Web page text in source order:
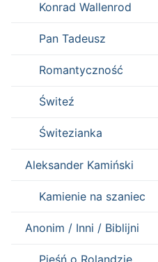
Konrad Wallenrod
Pan Tadeusz
Romantyczność
Świteź
Świtezianka
Aleksander Kamiński
Kamienie na szaniec
Anonim / Inni / Biblijni